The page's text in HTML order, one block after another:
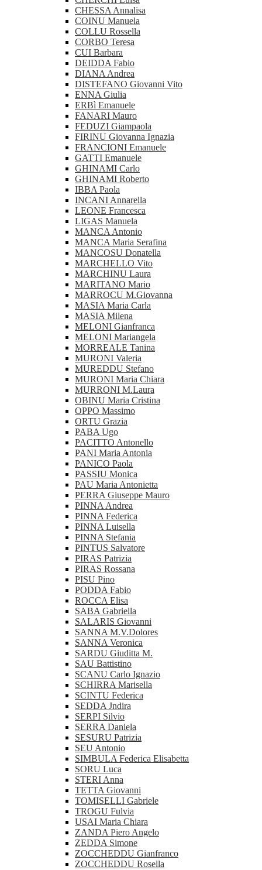
CHESSA Annalisa
COINU Manuela
COLLU Rossella
CORBO Teresa
CUI Barbara
DEIDDA Fabio
DIANA Andrea
DISTEFANO Giovanni Vito
ENNA Giulia
ERBì Emanuele
FANARI Mauro
FEDUZI Giampaola
FIRINU Giovanna Ignazia
FRANCIONI Emanuele
GATTI Emanuele
GHINAMI Carlo
GHINAMI Roberto
IBBA Paola
INCANI Annarella
LEONE Francesca
LIGAS Manuela
MANCA Antonio
MANCA Maria Serafina
MANCOSU Donatella
MARCHELLO Vito
MARCHINU Laura
MARITANO Mario
MARROCU M.Giovanna
MASIA Maria Carla
MASIA Milena
MELONI Gianfranca
MELONI Mariangela
MORREALE Tanina
MURONI Valeria
MUREDDU Stefano
MURONI Maria Chiara
MURRONI M.Laura
OBINU Maria Cristina
OPPO Massimo
ORTU Grazia
PABA Ugo
PACITTO Antonello
PANI Maria Antonia
PANICO Paola
PASSIU Monica
PAU Maria Antonietta
PERRA Giuseppe Mauro
PINNA Andrea
PINNA Federica
PINNA Luisella
PINNA Stefania
PINTUS Salvatore
PIRAS Patrizia
PIRAS Rossana
PISU Pino
PODDA Fabio
ROCCA Elisa
SABA Gabriella
SALARIS Giovanni
SANNA M.V.Dolores
SANNA Veronica
SARDU Giuditta M.
SAU Battistino
SCANU Carlo Ignazio
SCHIRRA Marisella
SCINTU Federica
SEDDA Jndira
SERPI Silvio
SERRA Daniela
SESURU Patrizia
SEU Antonio
SIMBULA Federica Elisabetta
SORU Luca
STERI Anna
TETTA Giovanni
TOMISELLI Gabriele
TROGU Fulvia
USAI Maria Chiara
ZANDA Piero Angelo
ZEDDA Simone
ZOCCHEDDU Gianfranco
ZOCCHEDDU Rosella